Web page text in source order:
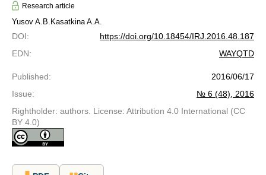
Research article
Yusov A.B. Kasatkina A.A.
DOI:
https://doi.org/10.18454/IRJ.2016.48.187
EDN: WAYQTD
Published:
2016/06/17
Issue:
№ 6 (48), 2016
Rightholder: authors. License: Attribution 4.0 International (CC
BY 4.0)